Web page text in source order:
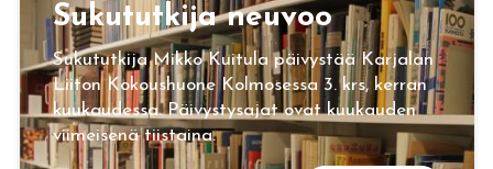
Su­ku­tut­ki­ja neu­voo
Sukututkija Mikko Kuitula päivystää Karjalan
Liiton Kokoushuone Kolmosessa 3. krs, kerran
kuukaudessa. Päivystysajat ovat kuukauden
viimeisenä tiistaina.